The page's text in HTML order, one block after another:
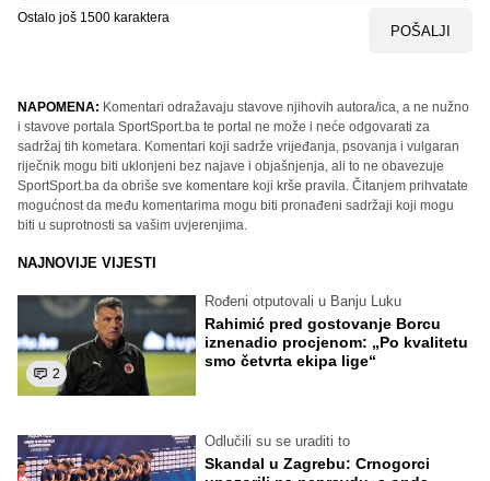
Ostalo još 1500 karaktera
POŠALJI
NAPOMENA: Komentari odražavaju stavove njihovih autora/ica, a ne nužno
i stavove portala SportSport.ba te portal ne može i neće odgovarati za
sadržaj tih kometara. Komentari koji sadrže vrijeđanja, psovanja i vulgaran
riječnik mogu biti uklonjeni bez najave i objašnjenja, ali to ne obavezuje
SportSport.ba da obriše sve komentare koji krše pravila. Čitanjem prihvatate
mogućnost da među komentarima mogu biti pronađeni sadržaji koji mogu
biti u suprotnosti sa vašim uvjerenjima.
NAJNOVIJE VIJESTI
2
Rođeni otputovali u Banju Luku
Rahimić pred gostovanje Borcu
iznenadio procjenom: „Po kvalitetu
smo četvrta ekipa lige“
Odlučili su se uraditi to
Skandal u Zagrebu: Crnogorci